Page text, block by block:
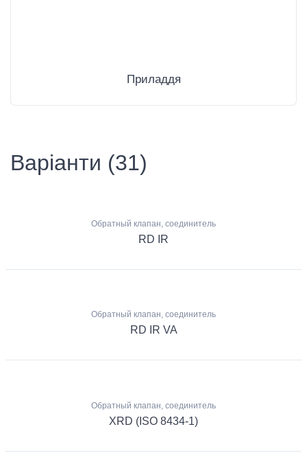
Приладдя
Варіанти (31)
Обратный клапан, соединитель
RD IR
Обратный клапан, соединитель
RD IR VA
Обратный клапан, соединитель
XRD (ISO 8434-1)